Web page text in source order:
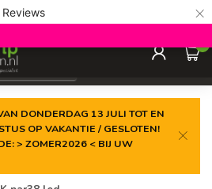
Reviews ×
prijs
0
DONDERDAG 13 JULI TOT EN
OP VAKANTIE / GESLOTEN!
> ZOMER2026 < BIJ UW